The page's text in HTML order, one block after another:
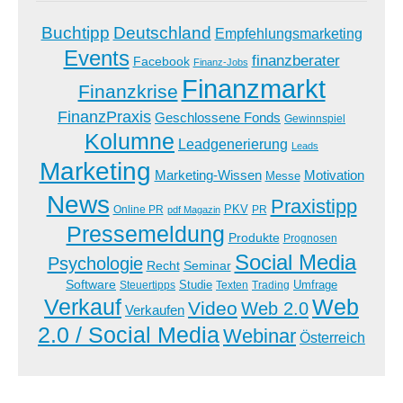
Buchtipp Deutschland Empfehlungsmarketing
Events Facebook Finanz-Jobs finanzberater
Finanzkrise Finanzmarkt
FinanzPraxis Geschlossene Fonds Gewinnspiel
Kolumne Leadgenerierung Leads
Marketing Marketing-Wissen Messe Motivation
News Online PR pdf Magazin PKV PR Praxistipp
Pressemeldung Produkte Prognosen
Psychologie Recht Seminar Social Media
Software Steuertipps Studie Texten Trading Umfrage
Verkauf Verkaufen Video Web 2.0Web
2.0 / Social MediaWebinar Österreich